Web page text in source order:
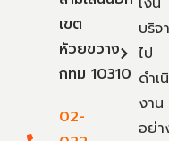
เขต
ห้วยขวาง
กทม 10310
02-
บริจ
ไป
ดำเ
งาน
อย่า